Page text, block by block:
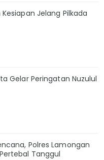
Jelang Pilkada
Gelar Peringatan Nuzulul
Polres Lamongan
Tanggul